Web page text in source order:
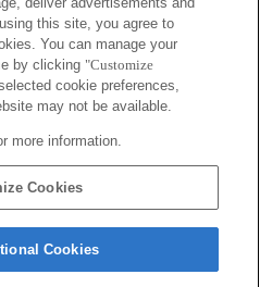
accessori
Completamente compatibile
this site, you agree to
You can manage your
by clicking "Customize
cookie preferences,
may not be available.
more information.
Cookies
Cookies